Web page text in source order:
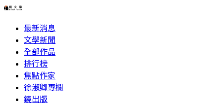
最新消息
文學新聞
全部作品
排行榜
焦點作家
徐淑卿專欄
鏡出版